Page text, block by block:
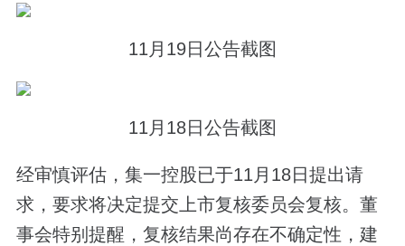
11月19日公告截图
11月18日公告截图
经审慎评估，集一控股已于11月18日提出请
求，要求将决定提交上市复核委员会复核。董
事会特别提醒，复核结果尚存在不确定性，建